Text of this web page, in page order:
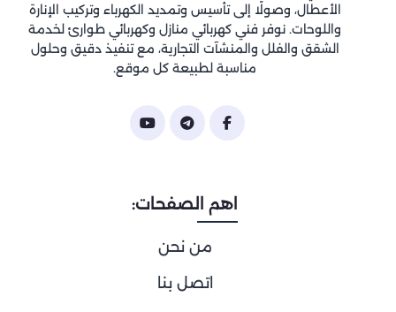
الأعطال، وصولًا إلى تأسيس وتمديد الكهرباء وتركيب الإنارة
واللوحات. نوفر فني كهربائي منازل وكهربائي طوارئ لخدمة
الشقق والفلل والمنشآت التجارية، مع تنفيذ دقيق وحلول
مناسبة لطبيعة كل موقع.
اهم الصفحات:
من نحن
اتصل بنا